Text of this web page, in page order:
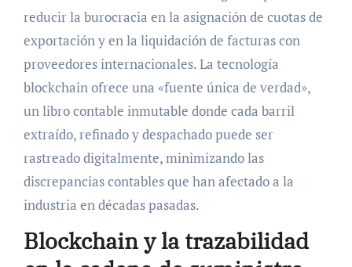
reducir la burocracia en la asignación de cuotas de
exportación y en la liquidación de facturas con
proveedores internacionales. La tecnología
blockchain ofrece una «fuente única de verdad»,
un libro contable inmutable donde cada barril
extraído, refinado y despachado puede ser
rastreado digitalmente, minimizando las
discrepancias contables que han afectado a la
industria en décadas pasadas.
Blockchain y la trazabilidad